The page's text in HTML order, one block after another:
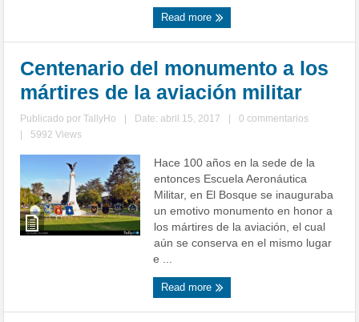
Read more
Centenario del monumento a los
mártires de la aviación militar
Publicado porTallyHo Date: abril 15, 2017
0 commentarios
5992 Views
Hace 100 años en la sede de la
entonces Escuela Aeronáutica
Militar, en El Bosque se inauguraba
un emotivo monumento en honor a
los mártires de la aviación, el cual
aún se conserva en el mismo lugar
e ...
Read more